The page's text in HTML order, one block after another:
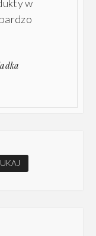
w